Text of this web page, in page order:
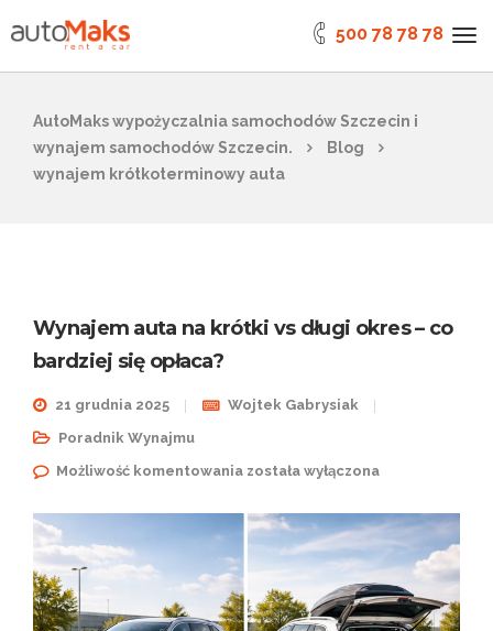
500 78 78 78
AutoMaks wypożyczalnia samochodów Szczecin i
wynajem samochodów Szczecin.
Blog
wynajem krótkoterminowy auta
Wynajem auta na krótki vs długi okres – co
bardziej się opłaca?
21 grudnia 2025
Wojtek Gabrysiak
Poradnik Wynajmu
Możliwość komentowania Wynajem auta na krótki vs długi
okres – co bardziej się opłaca?
została wyłączona